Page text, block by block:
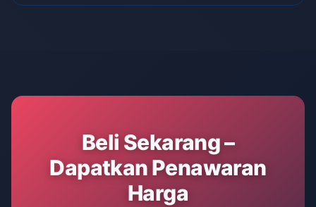
Beli Sekarang –
Dapatkan Penawaran
Harga